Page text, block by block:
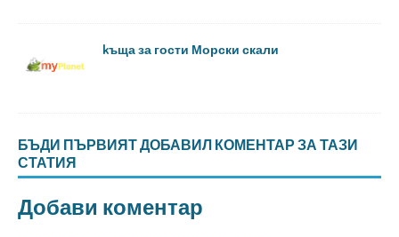
kъща за гости Морски скали
БЪДИ ПЪРВИЯТ ДОБАВИЛ КОМЕНТАР ЗА ТАЗИ
СТАТИЯ
Добави коментар